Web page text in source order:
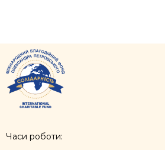
Часи роботи: